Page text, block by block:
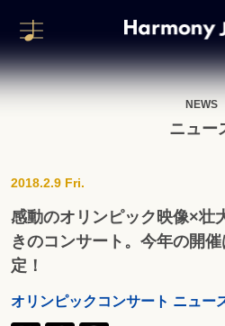
NEWS
ニュー
2018.2.9 Fri.
感動のオリンピック映像×壮
きのコンサート。今年の開
定！
オリンピックコンサート ニュー